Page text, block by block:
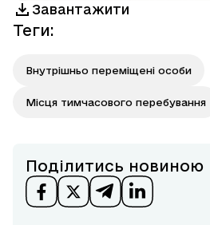
Завантажити
Теги:
Внутрішньо переміщені особи
Місця тимчасового перебування
Поділитись новиною